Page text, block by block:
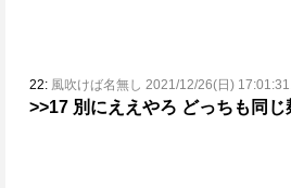
22: 風吹けば名無し 2021/12/26(日)
>>17 別にええやろ どっちも同じ